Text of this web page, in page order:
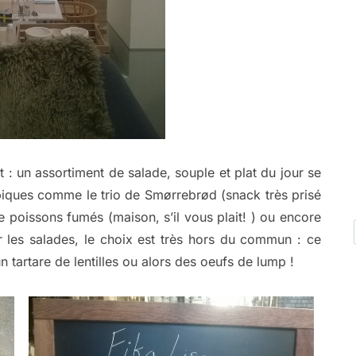
un assortiment de salade, souple et plat du jour se
comme le trio de Smørrebrød (snack très prisé
poissons fumés (maison, s’il vous plait! ) ou encore
salades, le choix est très hors du commun : ce
tartare de lentilles ou alors des oeufs de lump !